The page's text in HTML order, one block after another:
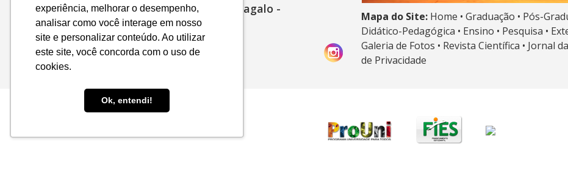
experiência, melhorar o desempenho,
analisar como você interage em nosso
site e personalizar conteúdo. Ao utilizar
este site, você concorda com o uso de
cookies.
Ok, entendi!
Rua Isaltino Silveira, 1470 - Cantagalo -
Três Rios - Rio de Janeiro, RJ
(24) 2030-3101
Mapa do Site: Home • Graduação • Pós-
Didático-Pedagógica • Ensino • Pesquisa •
Galeria de Fotos • Revista Científica • Jornal
de Privacidade